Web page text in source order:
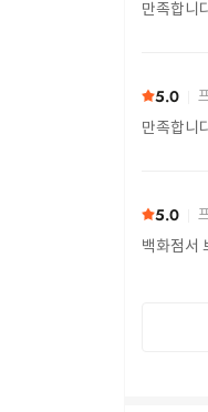
만족합니
5.0
만족합니
5.0
백화점서